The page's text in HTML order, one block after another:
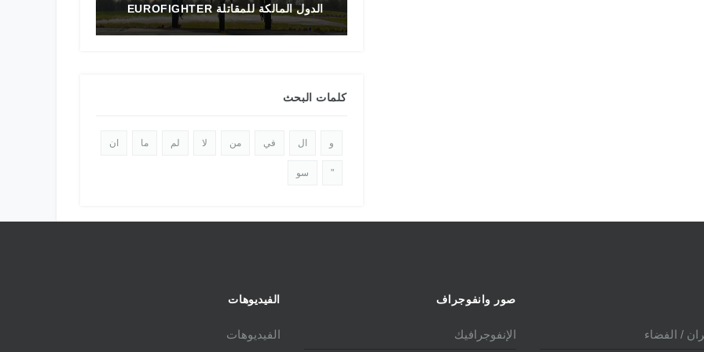
تاريخ المقاتلة F-16 في الشرق الأوسط
كلمات البحث
و ال في من لا لم ما ان
" سو
/ الفضاء
صور وانفوجراف
الإنفوجرافيك
الفيديوهات
الفيديوهات